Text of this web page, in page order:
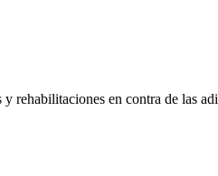
rehabilitaciones en contra de las